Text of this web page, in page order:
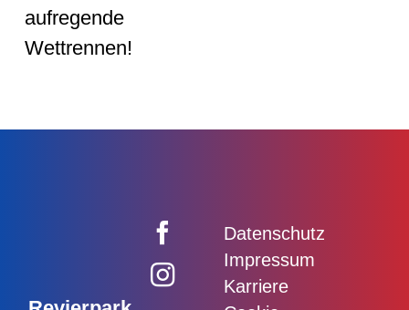
aufregende
Wettrennen!
Datenschutz
Impressum
Karriere